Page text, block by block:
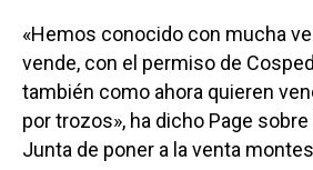
«Hemos conocido con mucha
vende, con el permiso de
también como ahora quieren
por trozos», ha dicho Page
Junta de poner a la venta